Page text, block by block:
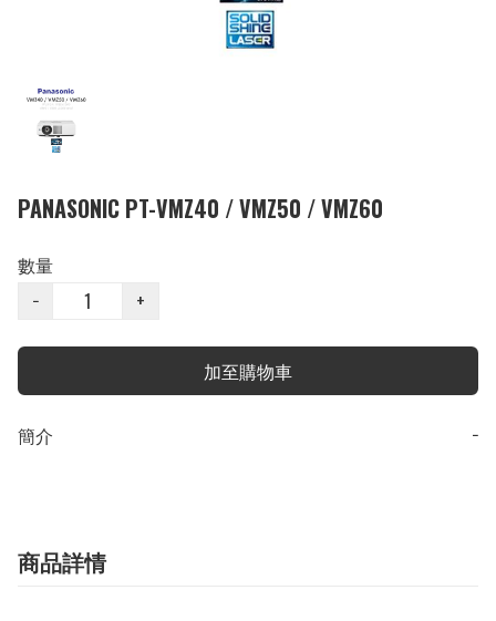
PANASONIC PT-VMZ40 / VMZ50 / VMZ60
數量
−
+
加至購物車
簡介 −
商品詳情